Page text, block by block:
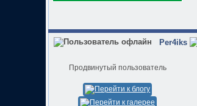
Per4iks
Продвинутый пользователь